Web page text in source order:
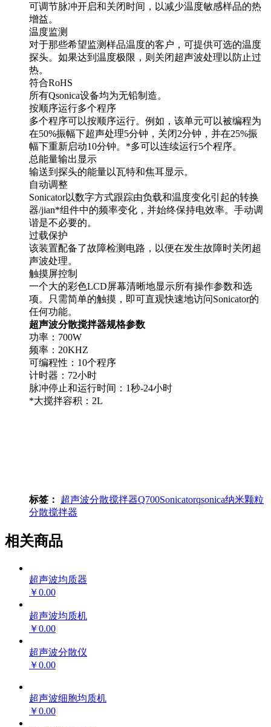
可调节脉冲开启和关闭时间，以减少温度敏感样品的热
增益。
温度监测
对于那些希望监测样品温度的客户，可提供可选的温度
探头。如果达到温度极限，则关闭超声波处理以防止过
热。
符合RoHS
所有Qsonica设备均为无铅制造。
按顺序运行多个程序
多个程序可以按顺序运行。例如，该单元可以被编程为
在50%振幅下超声处理5分钟，关闭2分钟，并在25%振
幅下重新启动10分钟。*多可以连续运行5个程序。
总能量输出显示
输送到探头的能量以瓦特和焦耳显示。
自动调整
Sonicator以数字方式跟踪由负载和温度变化引起的转换
器/jian*组件中的频率变化，并始终保持电效率。手动调
谐是不必要的。
过载保护
该装置配备了故障检测电路，以便在发生故障时关闭超
声波处理。
触摸屏控制
一个大的彩色LCD屏幕清晰地显示所有操作参数和选
项。只需简单的触摸，即可直观快速地访问Sonicator的
任何功能。
超声波分散搅拌器规格参数
功率：700W
频率：20KHZ
可编程性：10个程序
计时器：72小时
脉冲停止和运行时间：1秒-24小时
*大搅拌容积：2L
标签： 超声波分散搅拌器Q700Sonicatorqsonica纳米颗粒
分散搅拌器
相关商品
超声波均质器
￥0.00
超声波均质机
￥0.00
超声波分散仪
￥0.00
超声波细胞均质机
￥0.00